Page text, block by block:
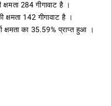
284 गीगावाट है ।
142 गीगावाट है ।
का 35.59% प्राप्त हुआ ।